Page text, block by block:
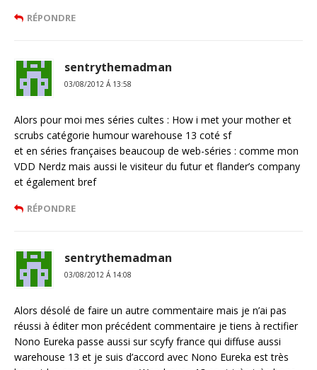
RÉPONDRE
sentrythemadman
03/08/2012 Á 13:58
Alors pour moi mes séries cultes : How i met your mother et
scrubs catégorie humour warehouse 13 coté sf
et en séries françaises beaucoup de web-séries : comme mon
VDD Nerdz mais aussi le visiteur du futur et flander’s company
et également bref
RÉPONDRE
sentrythemadman
03/08/2012 Á 14:08
Alors désolé de faire un autre commentaire mais je n’ai pas
réussi à éditer mon précédent commentaire je tiens à rectifier
Nono Eureka passe aussi sur scyfy france qui diffuse aussi
warehouse 13 et je suis d’accord avec Nono Eureka est très